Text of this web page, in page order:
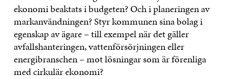
ekonomi beaktats i budgeten? Och i planeringen av
markanvändningen? Styr kommunen sina bolag i
egenskap av ägare – till exempel när det gäller
avfallshanteringen, vattenförsörjningen eller
energibranschen – mot lösningar som är förenliga
med cirkulär ekonomi?